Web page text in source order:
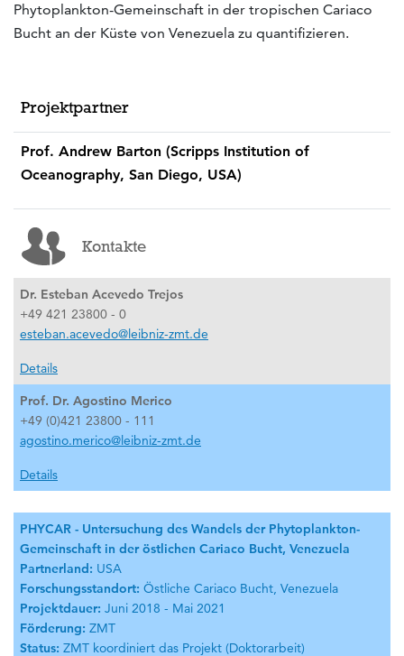
Phytoplankton-Gemeinschaft in der tropischen Cariaco
Bucht an der Küste von Venezuela zu quantifizieren.
Projektpartner
Prof. Andrew Barton (Scripps Institution of
Oceanography, San Diego, USA)
Kontakte
Dr. Esteban Acevedo Trejos
+49 421 23800 - 0
esteban.acevedo@leibniz-zmt.de
Details
Prof. Dr. Agostino Merico
+49 (0)421 23800 - 111
agostino.merico@leibniz-zmt.de
Details
PHYCAR - Untersuchung des Wandels der Phytoplankton-
Gemeinschaft in der östlichen Cariaco Bucht, Venezuela
Partnerland: USA
Forschungsstandort: Östliche Cariaco Bucht, Venezuela
Projektdauer: Juni 2018 - Mai 2021
Förderung: ZMT
Status: ZMT koordiniert das Projekt (Doktorarbeit)